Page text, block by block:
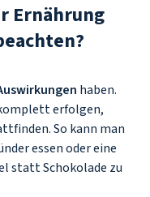
Ernährung
haben.
erfolgen,
So kann man
essen oder eine
statt Schokolade zu